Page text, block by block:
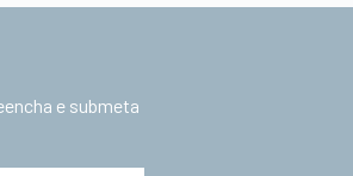
e submeta